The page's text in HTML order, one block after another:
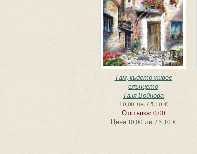
Там, където живее
слънцето
Таня Войнова
10,00 лв. / 5,10 €
Отстъпка: 0,00
Цена 10,00 лв. / 5,10 €